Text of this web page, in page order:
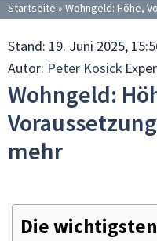
Startseite » Wohngeld: Höhe,
Stand: 19. Juni 2025,
Autor: Peter Kosick
Wohngeld:
mehr
Die